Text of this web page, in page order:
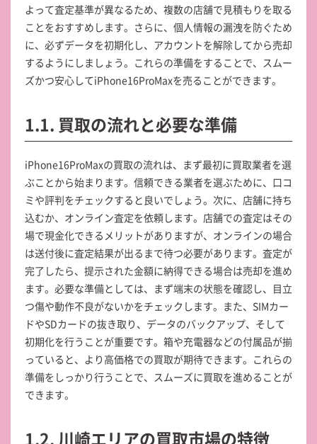
よって査定基準が異なるため、複数の店舗で見積もりを取る
ことをおすすめします。さらに、個人情報の漏洩を防ぐため
に、必ずデータを初期化し、アカウントを解除してから売却
するようにしましょう。これらの準備をすることで、スムー
ズかつ安心してiPhone16ProMaxを売ることができます。
1.1. 買取の流れと必要な準備
iPhone16ProMaxの買取の流れは、まず最初に買取業者を選
ぶことから始まります。信頼できる業者を選ぶために、口コ
ミや評判をチェックすると良いでしょう。次に、店舗に持ち
込むか、オンライン査定を依頼します。店舗での査定はその
場で現金化できるメリットがありますが、オンラインの場合
は送付後に査定結果が出るまで待つ必要があります。査定が
完了したら、提示された金額に納得できる場合は売却を進め
ます。必要な準備としては、まず端末の状態を確認し、目立
つ傷や動作不良がないかをチェックします。また、SIMカー
ドやSDカードの抜き取り、データのバックアップ、そして
初期化を行うことが重要です。箱や充電器などの付属品が揃
っていると、より高価格での買取が期待できます。これらの
準備をしっかり行うことで、スムーズに買取を進めることが
できます。
1.2. 川崎エリアの買取市場の特徴